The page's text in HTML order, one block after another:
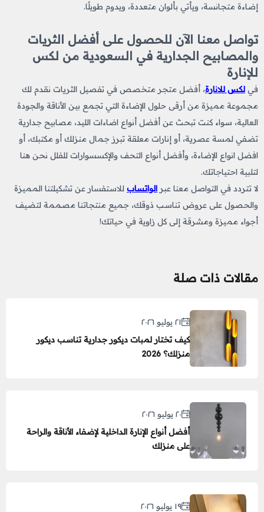
إضاءة متجانسة، ويأتي بألوان متعددة، ويدوم طويلًا.
تواصل معنا الآن للحصول على أفضل الثريات
والمصابيح الجدارية في السعودية من لكس
للإنارة
في لكس للانارة، أفضل متجر متخصص في تفصيل الثريات نقدم لك
مجموعة مميزة من أرقى حلول الإضاءة التي تجمع بين الأناقة والجودة
العالية، سواء كنت تبحث عن أفضل أنواع اضاءات الليد، مصابيح جدارية
تضفي لمسة عصرية، أو إنارات معلقة تبرز جمال منزلك أو مكتبك، أو
افضل انواع الإضاءة، وأفضل أنواع التحف والإكسسوارات للفلل نحن هنا
لتلبية احتياجاتك.
لا تتردد في التواصل معنا عبر الواتساب للاستفسار عن تشكيلتنا المميزة
والحصول على عروض تناسب ذوقك، جميع منتجاتنا مصممة لتضيف
أجواء مميزة ومشرقة إلى كل زاوية في حياتك!
مقالات ذات صلة
٢١ يوليو ٢٠٢٦
كيف تختار لمبات ديكور جدارية تناسب ديكور
منزلك؟ 2026
٢٠ يوليو ٢٠٢٦
أفضل أنواع الإنارة الداخلية لإضفاء الأناقة والراحة
على منزلك
١٩ يوليو ٢٠٢٦